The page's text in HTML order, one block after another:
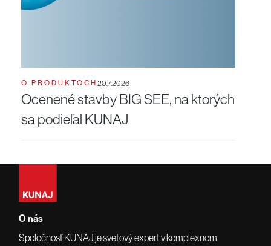
O PRODUKTOCH20.7.2026
Ocenené stavby BIG SEE, na ktorých
sa podieľal KUNAJ
O nás
Spoločnosť KUNAJ je svetový expert v komplexnom